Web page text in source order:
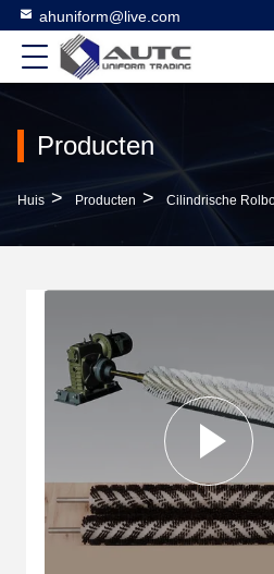
ahuniform@live.com
Producten
Huis > Producten > Cilindrische